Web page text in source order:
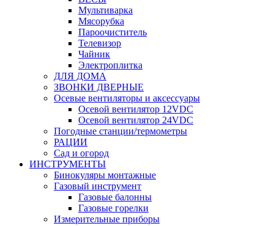
Мультиварка
Мясорубка
Пароочиститель
Телевизор
Чайник
Электроплитка
ДЛЯ ДОМА
ЗВОНКИ ДВЕРНЫЕ
Осевые вентиляторы и аксессуары
Осевой вентилятор 12VDC
Осевой вентилятор 24VDC
Погодные станции/термометры
РАЦИИ
Сад и огород
ИНСТРУМЕНТЫ
Бинокуляры монтажные
Газовый инструмент
Газовые балонны
Газовые горелки
Измерительные приборы